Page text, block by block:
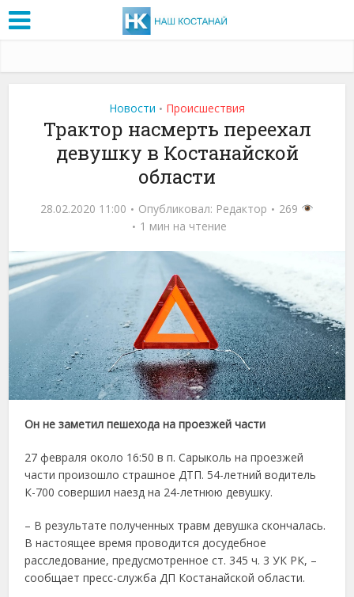
Новости • Проиcшествия
Трактор насмерть переехал
девушку в Костанайской
области
28.02.2020 11:00 Опубликовал: Редактор
269
1 мин на чтение
Он не заметил пешехода на проезжей части
27 февраля около 16:50 в п. Сарыколь на проезжей
части произошло страшное ДТП. 54-летний водитель
К-700 совершил наезд на 24-летнюю девушку.
– В результате полученных травм девушка скончалась.
В настоящее время проводится досудебное
расследование, предусмотренное ст. 345 ч. 3 УК РК, –
сообщает пресс-служба ДП Костанайской области.